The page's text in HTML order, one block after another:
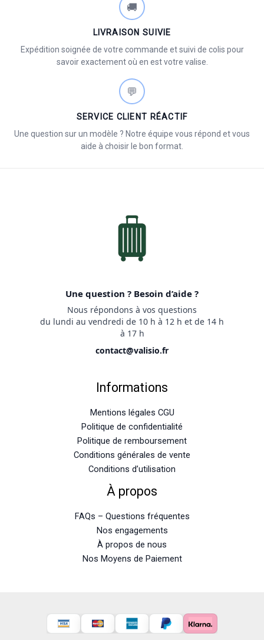
🚚
LIVRAISON SUIVIE
Expédition soignée de votre commande et suivi de colis pour
savoir exactement où en est votre valise.
💬
SERVICE CLIENT RÉACTIF
Une question sur un modèle ? Notre équipe vous répond et vous
aide à choisir le bon format.
Une question ? Besoin d’aide ?
Nous répondons à vos questions
du lundi au vendredi de 10 h à 12 h et de 14 h
à 17 h
contact@valisio.fr
Informations
Mentions légales CGU
Politique de confidentialité
Politique de remboursement
Conditions générales de vente
Conditions d’utilisation
À propos
FAQs – Questions fréquentes
Nos engagements
À propos de nous
Nos Moyens de Paiement